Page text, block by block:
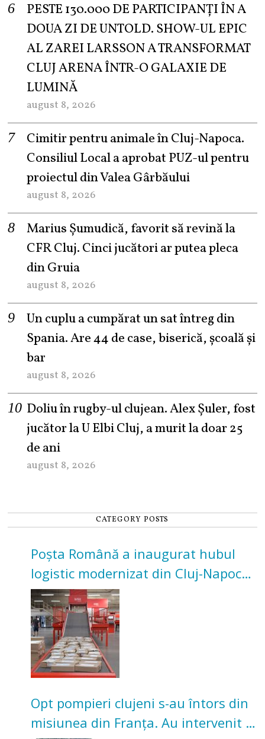
PESTE 130.000 DE PARTICIPANȚI ÎN A
DOUA ZI DE UNTOLD. SHOW-UL EPIC
AL ZAREI LARSSON A TRANSFORMAT
CLUJ ARENA ÎNTR-O GALAXIE DE
LUMINĂ
august 8, 2026
Cimitir pentru animale în Cluj-Napoca.
Consiliul Local a aprobat PUZ-ul pentru
proiectul din Valea Gârbăului
august 8, 2026
Marius Șumudică, favorit să revină la
CFR Cluj. Cinci jucători ar putea pleca
din Gruia
august 8, 2026
Un cuplu a cumpărat un sat întreg din
Spania. Are 44 de case, biserică, școală și
bar
august 8, 2026
Doliu în rugby-ul clujean. Alex Șuler, fost
jucător la U Elbi Cluj, a murit la doar 25
de ani
august 8, 2026
CATEGORY POSTS
Poșta Română a inaugurat hubul
logistic modernizat din Cluj-Napoca.
Investiție de 3 milioane de euro
Opt pompieri clujeni s-au întors din
misiunea din Franța. Au intervenit la